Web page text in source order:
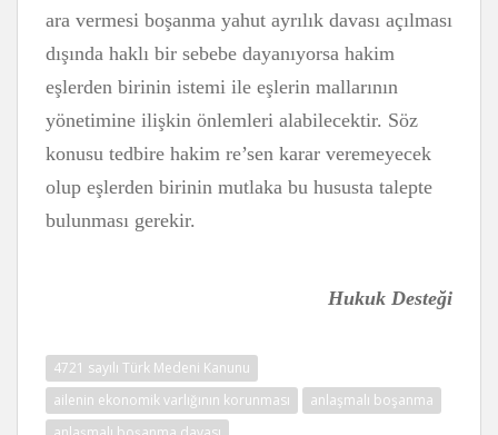
ara vermesi boşanma yahut ayrılık davası açılması
dışında haklı bir sebebe dayanıyorsa hakim
eşlerden birinin istemi ile eşlerin mallarının
yönetimine ilişkin önlemleri alabilecektir. Söz
konusu tedbire hakim re’sen karar veremeyecek
olup eşlerden birinin mutlaka bu hususta talepte
bulunması gerekir.
Hukuk Desteği
4721 sayılı Türk Medeni Kanunu
ailenin ekonomik varlığının korunması
anlaşmalı boşanma